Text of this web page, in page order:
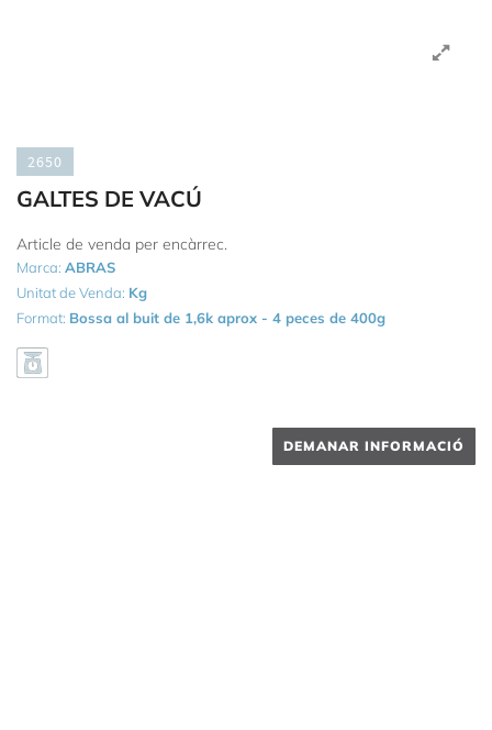
2650
GALTES DE VACÚ
Article de venda per encàrrec.
Marca: ABRAS
Unitat de Venda: Kg
Format: Bossa al buit de 1,6k aprox - 4 peces de 400g
DEMANAR INFORMACIÓ